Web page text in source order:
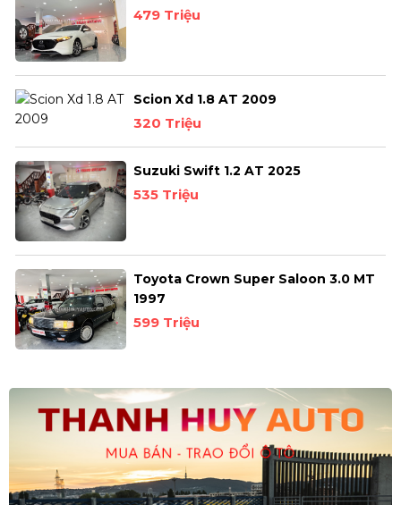
479 Triệu
Scion Xd 1.8 AT 2009
320 Triệu
Suzuki Swift 1.2 AT 2025
535 Triệu
Toyota Crown Super Saloon 3.0 MT
1997
599 Triệu